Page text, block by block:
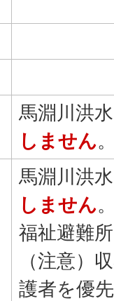
馬淵川洪
しません
馬淵川洪
しません
福祉避難
（注意）
護者を優